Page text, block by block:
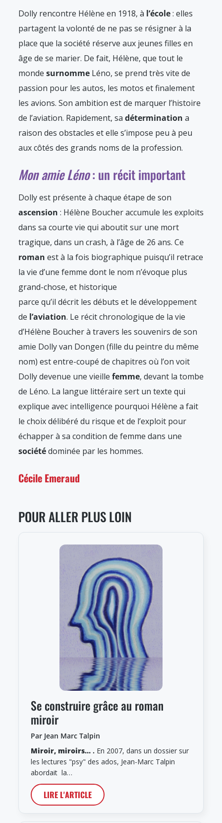
Dolly rencontre Hélène en 1918, à l’école: elles
partagent la volonté de ne pas se résigner à la
place que la société réserve aux jeunes filles en
âge de se marier. De fait, Hélène, que tout le
monde surnomme Léno, se prend très vite de
passion pour les autos, les motos et finalement
les avions. Son ambition est de marquer l’histoire
de l’aviation. Rapidement, sa détermination a
raison des obstacles et elle s’impose peu à peu
aux côtés des grands noms de la profession.
Mon amie Léno: un récit important
Dolly est présente à chaque étape de son
ascension : Hélène Boucher accumule les exploits
dans sa courte vie qui aboutit sur une mort
tragique, dans un crash, à l’âge de 26 ans. Ce
roman est à la fois biographique puisqu’il retrace
la vie d’une femme dont le nom n’évoque plus
grand-chose, et historique
parce qu’il décrit les débuts et le développement
de l’aviation. Le récit chronologique de la vie
d’Hélène Boucher à travers les souvenirs de son
amie Dolly van Dongen (fille du peintre du même
nom) est entre-coupé de chapitres où l’on voit
Dolly devenue une vieille femme, devant la tombe
de Léno. La langue littéraire sert un texte qui
explique avec intelligence pourquoi Hélène a fait
le choix délibéré du risque et de l’exploit pour
échapper à sa condition de femme dans une
sociétédominée par les hommes.
Cécile Emeraud
POUR ALLER PLUS LOIN
Se construire grâce au roman
miroir
Par Jean Marc Talpin
Miroir, miroirs… . En 2007, dans un dossier sur
les lectures "psy" des ados, Jean-Marc Talpin
abordait la…
LIRE L'ARTICLE